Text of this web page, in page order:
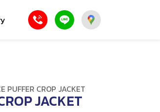
PUFFER CROP JACKET
JACKET